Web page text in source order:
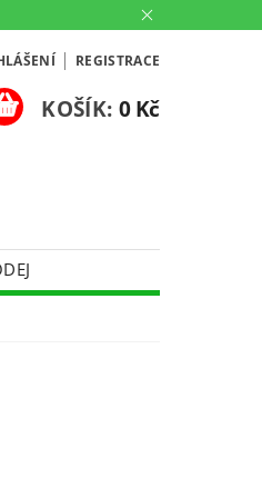
| REGISTRACE
KOŠÍK: 0 Kč